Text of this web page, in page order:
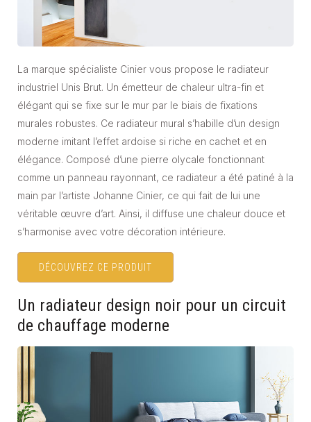
La marque spécialiste Cinier vous propose le radiateur
industriel Unis Brut. Un émetteur de chaleur ultra-fin et
élégant qui se fixe sur le mur par le biais de fixations
murales robustes. Ce radiateur mural s’habille d’un design
moderne imitant l’effet ardoise si riche en cachet et en
élégance. Composé d’une pierre olycale fonctionnant
comme un panneau rayonnant, ce radiateur a été patiné à la
main par l’artiste Johanne Cinier, ce qui fait de lui une
véritable œuvre d’art. Ainsi, il diffuse une chaleur douce et
s’harmonise avec votre décoration intérieure.
DÉCOUVREZ CE PRODUIT
Un radiateur design noir pour un circuit
de chauffage moderne